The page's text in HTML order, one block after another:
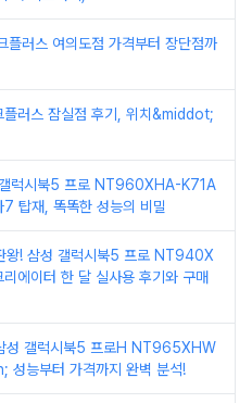
플러스 여의도점 가격부터 장단점까
플러스 잠실점 후기, 위치&middot;
럭시북5 프로 NT960XHA-K71A
탑재, 똑똑한 성능의 비밀
왕! 삼성 갤럭시북5 프로 NT940X
에이터 한 달 실사용 후기와 구매
성 갤럭시북5 프로H NT965XHW
능부터 가격까지 완벽 분석!